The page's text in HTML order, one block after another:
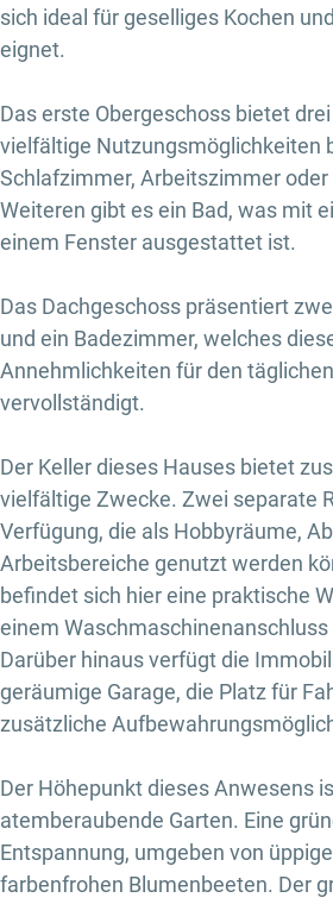
sich ideal für geselliges Kochen
eignet.
Das erste Obergeschoss bietet
vielfältige Nutzungsmöglichkeiten
Schlafzimmer, Arbeitszimmer
Weiteren gibt es ein Bad, was mit
einem Fenster ausgestattet ist.
Das Dachgeschoss präsentiert
und ein Badezimmer, welches
Annehmlichkeiten für den
vervollständigt.
Der Keller dieses Hauses bietet
vielfältige Zwecke. Zwei separate
Verfügung, die als Hobbyräume,
Arbeitsbereiche genutzt werden
befindet sich hier eine praktische
einem
Darüber hinaus verfügt die
geräumige Garage, die Platz für
zusätzliche
Der Höhepunkt dieses Anwesens
atemberaubende Garten. Eine
Entspannung, umgeben von
farbenfrohen Blumenbeeten. Der